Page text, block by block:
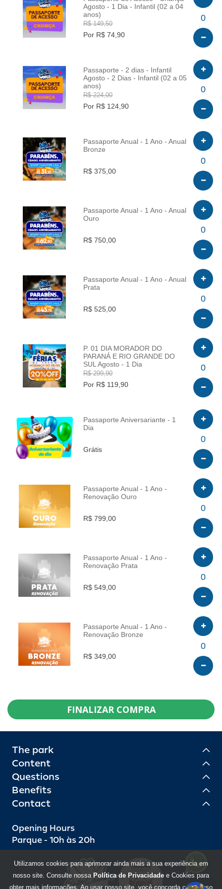
INFO
Agosto - 1 Dia - Infantil (02 a 04
anos)
R$ 149,50
Por R$ 74,90
0
INFO
Passaporte - 2 dias - Infantil
Agosto - 2 Dias - Infantil (02 a 05
anos)
R$ 224,00
Por R$ 124,90
0
INFO
Passaporte Anual - 1 Ano - Anual
Bronze
R$ 375,00
0
INFO
Passaporte Anual - 1 Ano - Anual
Ouro
R$ 750,00
0
INFO
Passaporte Anual - 1 Ano - Anual
Prata
R$ 525,00
0
INFO
P. 01 DIA MORADOR DO
PARANÁ E RIO GRANDE DO
SUL Agosto - 1 Dia
R$ 299,90
Por R$ 119,90
0
INFO
Passaporte Aniversariante - 1
Dia
Grátis
0
INFO
Passaporte Anual - 1 Ano -
Renovação Ouro
R$ 799,00
0
INFO
Passaporte Anual - 1 Ano -
Renovação Prata
R$ 549,00
0
INFO
Passaporte Anual - 1 Ano -
Renovação Bronze
R$ 349,00
0
FINALIZAR COMPRA
The park
Content
Questions
Benefits
Contact
Opening Hours
Parque - 10h às 20h
Utilizamos cookies para aprimorar ainda mais a sua experiência em
nosso site. Consulte nossa Política de Privacidade e Cookies para
obter mais informações. Ao usar nosso site, você concorda com o uso